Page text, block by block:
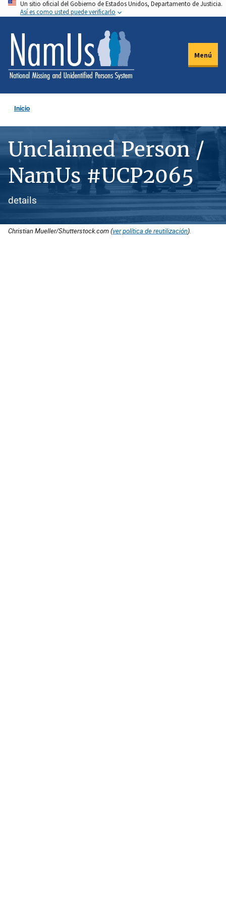
Pasar
al
contenido
principal
Un sitio oficial del Gobierno de Estados Unidos, Departamento de Justicia.
Así es como usted puede verificarlo
Menú
Inicio
Unclaimed Person /
NamUs #UCP2065
details
Christian Mueller/Shutterstock.com (ver política de reutilización).